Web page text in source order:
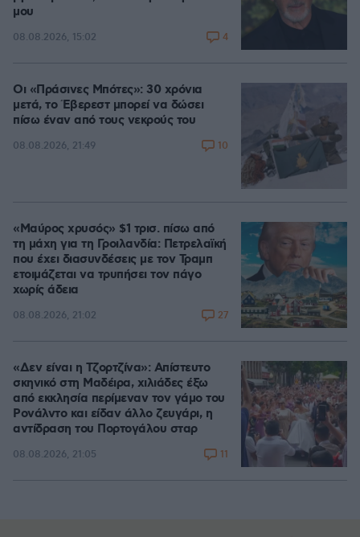
μου
08.08.2026, 15:02 4
Οι «Πράσινες Μπότες»: 30 χρόνια
μετά, το Έβερεστ μπορεί να δώσει
πίσω έναν από τους νεκρούς του
08.08.2026, 21:49 10
«Μαύρος χρυσός» $1 τρισ. πίσω από
τη μάχη για τη Γροιλανδία: Πετρελαϊκή
που έχει διασυνδέσεις με τον Τραμπ
ετοιμάζεται να τρυπήσει τον πάγο
χωρίς άδεια
08.08.2026, 21:02 27
«Δεν είναι η Τζορτζίνα»: Απίστευτο
σκηνικό στη Μαδέιρα, χιλιάδες έξω
από εκκλησία περίμεναν τον γάμο του
Ρονάλντο και είδαν άλλο ζευγάρι, η
αντίδραση του Πορτογάλου σταρ
08.08.2026, 21:05 11